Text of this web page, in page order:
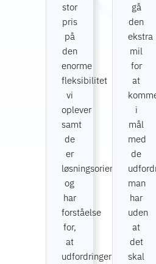
stor
pris
på
den
enorme
fleksibilitet
vi
oplever
samt
de
er
løsningsorienterede
og
har
forståelse
for,
at
udfordringerne
gå
den
ekstra
mil
for
at
i
mål
med
de
man
har
uden
at
det
skal